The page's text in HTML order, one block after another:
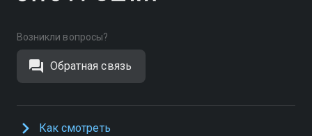
Возникли вопросы?
Обратная связь
Как смотреть